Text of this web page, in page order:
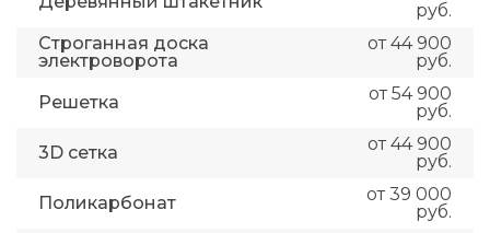
руб.
Строганная доска
электроворота
от 44 900
руб.
Решетка
от 54 900
руб.
3D сетка
от 44 900
руб.
Поликарбонат
от 39 000
руб.